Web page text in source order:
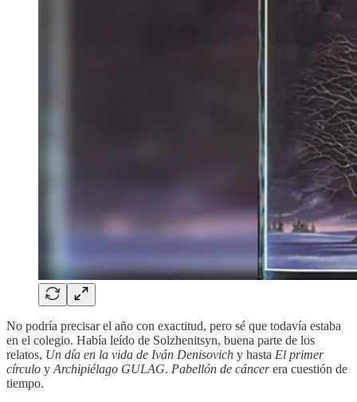
No podría precisar el año con exactitud, pero sé que todavía estaba
en el colegio. Había leído de Solzhenitsyn, buena parte de los
relatos, Un día en la vida de Iván Denisovich y hasta El primer
círculo y Archipiélago GULAG. Pabellón de cáncerera cuestión de
tiempo.